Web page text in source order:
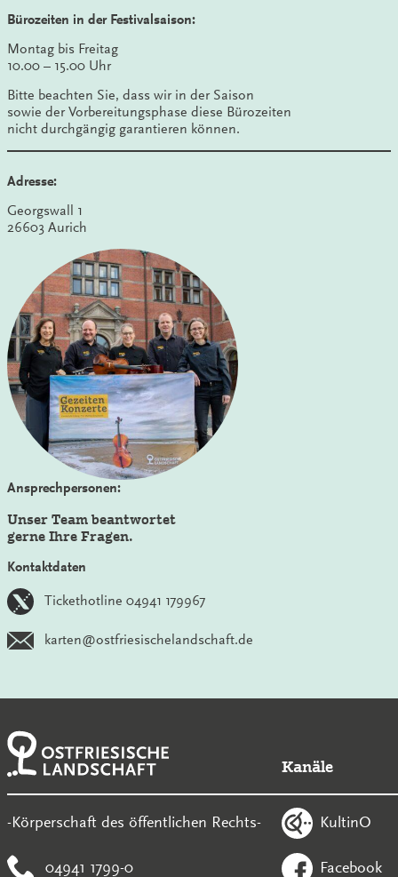
Bürozeiten in der Festivalsaison:
Montag bis Freitag
10.00 – 15.00 Uhr
Bitte beachten Sie, dass wir in der Saison
sowie der Vorbereitungsphase diese Bürozeiten
nicht durchgängig garantieren können.
Adresse:
Georgswall 1
26603 Aurich
Ansprechpersonen:
Unser Team beantwortet
gerne Ihre Fragen.
Kontaktdaten
Tickethotline 04941 179967
karten@ostfriesischelandschaft.de
-Körperschaft des öffentlichen Rechts-
04941 1799-0
Kanäle
KultinO
Facebook